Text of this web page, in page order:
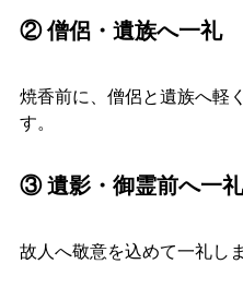
② 僧侶・遺族へ一礼
焼香前に、僧侶と遺族へ軽
す。
③ 遺影・御霊前へ一礼
故人へ敬意を込めて一礼しま